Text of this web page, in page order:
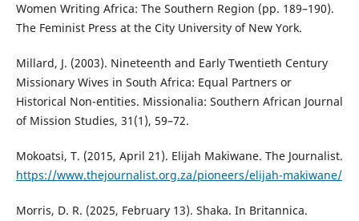
Women Writing Africa: The Southern Region (pp. 189–190).
The Feminist Press at the City University of New York.
Millard, J. (2003). Nineteenth and Early Twentieth Century
Missionary Wives in South Africa: Equal Partners or
Historical Non-entities. Missionalia: Southern African Journal
of Mission Studies, 31(1), 59–72.
Mokoatsi, T. (2015, April 21). Elijah Makiwane. The Journalist.
https://www.thejournalist.org.za/pioneers/elijah-makiwane/
Morris, D. R. (2025, February 13). Shaka. In Britannica.